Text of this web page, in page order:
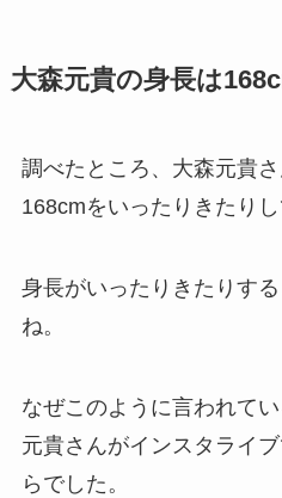
大森元貴の身長は
調べたところ、大森元貴
168cmをいったりきたりし
身長がいったりきたりす
ね。
なぜこのように言われて
元貴さんがインスタライ
らでした。